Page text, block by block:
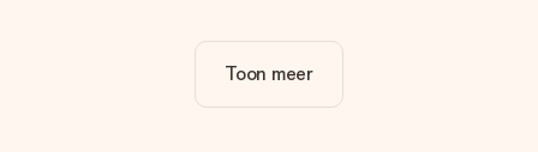
Is personalisatie in de prijs inbegrepen?
De prijs die op de website wordt getoond is inclusief de
Toon meer